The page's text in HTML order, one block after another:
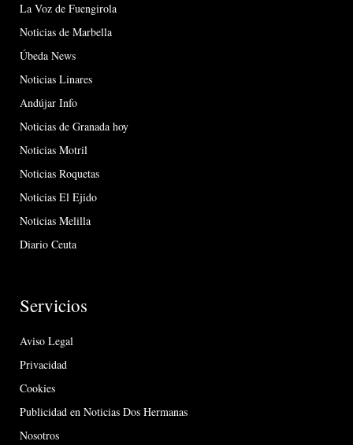
La Voz de Fuengirola
Noticias de Marbella
Úbeda News
Noticias Linares
Andújar Info
Noticias de Granada hoy
Noticias Motril
Noticias Roquetas
Noticias El Ejido
Noticias Melilla
Diario Ceuta
Servicios
Aviso Legal
Privacidad
Cookies
Publicidad en Noticias Dos Hermanas
Nosotros